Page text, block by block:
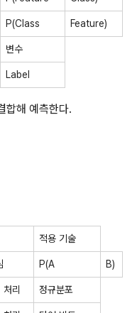
P(Class Feature)
변수
Label
합해 예측한다.
적용 기술
P(A B)
리 정규분포